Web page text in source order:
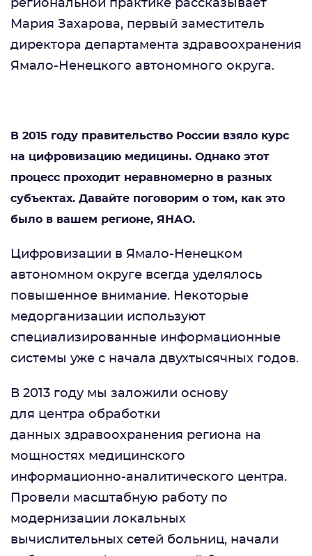
региональной практике рассказывает
Мария Захарова, первый заместитель
директора департамента здравоохранения
Ямало-Ненецкого автономного округа.
В 2015 году правительство России взяло курс
на цифровизацию медицины. Однако этот
процесс проходит неравномерно в разных
субъектах. Давайте поговорим о том, как это
было в вашем регионе, ЯНАО.
Цифровизации в Ямало-Ненецком
автономном округе всегда уделялось
повышенное внимание. Некоторые
медорганизации используют
специализированные информационные
системы уже с начала двухтысячных годов.
В 2013 году мы заложили основу
для центра обработки
данных здравоохранения региона на
мощностях медицинского
информационно-аналитического центра.
Провели масштабную работу по
модернизации локальных
вычислительных сетей больниц, начали